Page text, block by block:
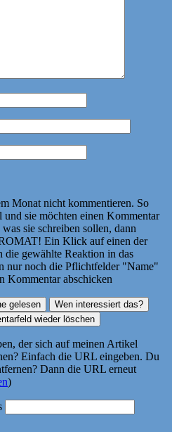
Monat nicht kommentieren. So
sie möchten einen Kommentar
sie schreiben sollen, dann
Ein Klick auf einen der
die gewählte Reaktion in das
nur noch die Pflichtfelder "Name"
Kommentar abschicken
der sich auf meinen Artikel
Einfach die URL eingeben. Du
Dann die URL erneut
)